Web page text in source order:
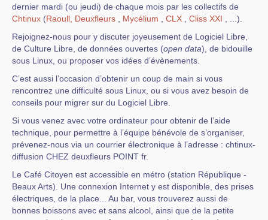
dernier mardi (ou jeudi) de chaque mois par les collectifs de
Chtinux (Raoull, Deuxfleurs Mycélium CLX Cliss XXI , ...).
Rejoignez-nous pour y discuter joyeusement de Logiciel Libre,
de Culture Libre, de données ouvertes (open data), de bidouille
sous Linux, ou proposer vos idées d’évènements.
C’est aussi l’occasion d’obtenir un coup de main si vous
rencontrez une difficulté sous Linux, ou si vous avez besoin de
conseils pour migrer sur du Logiciel Libre.
Si vous venez avec votre ordinateur pour obtenir de l’aide
technique, pour permettre à l’équipe bénévole de s’organiser,
prévenez-nous via un courrier électronique à l’adresse : chtinux-
diffusion CHEZ deuxfleurs POINT fr.
Le Café Citoyen est accessible en métro (station République -
Beaux Arts). Une connexion Internet y est disponible, des prises
électriques, de la place... Au bar, vous trouverez aussi de
bonnes boissons avec et sans alcool, ainsi que de la petite